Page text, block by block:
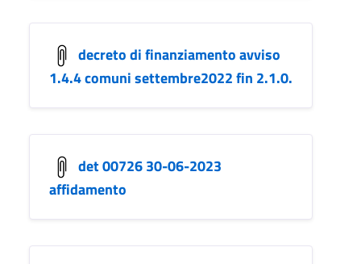
decreto di finanziamento avviso
1.4.4 comuni settembre2022 fin 2.1.0.
det 00726 30-06-2023
affidamento